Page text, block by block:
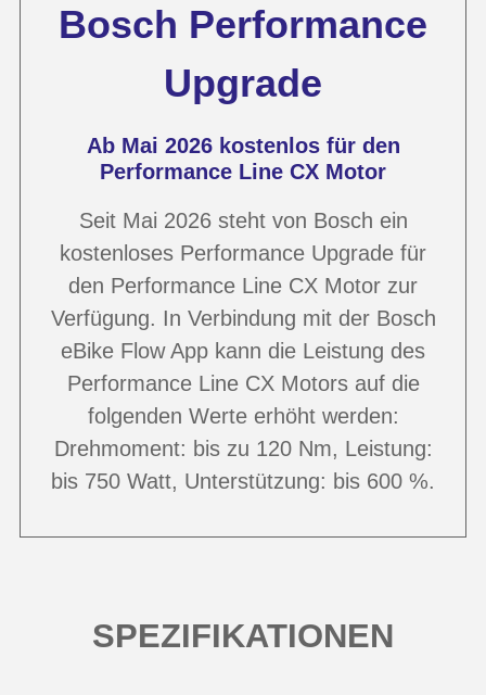
Bosch Performance
Upgrade
Ab Mai 2026 kostenlos für den
Performance Line CX Motor
Seit Mai 2026 steht von Bosch ein
kostenloses Performance Upgrade für
den Performance Line CX Motor zur
Verfügung. In Verbindung mit der Bosch
eBike Flow App kann die Leistung des
Performance Line CX Motors auf die
folgenden Werte erhöht werden:
Drehmoment: bis zu 120 Nm, Leistung:
bis 750 Watt, Unterstützung: bis 600 %.
SPEZIFIKATIONEN